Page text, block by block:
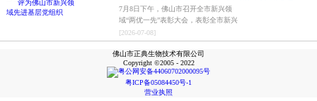
7月8日下午，佛山市召开全市新兴领
域“两优一先”表彰大会，表彰全市新兴
领域优秀共产党员、优秀党务工作者和
先进基层党组织，中共佛山市正典生物
技术有限公司支部委员会被评为佛山市
新兴领域先进基层党组织。
[2026-07-08]
佛山市正典生物技术有限公司
Copyright ©2005 - 2022
粤公网安备44060702000095号
粤ICP备05084450号-1
营业执照